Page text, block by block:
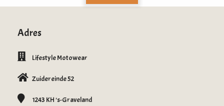
Adres
Lifestyle Motowear
Zuidereinde 52
1243 KH's-Graveland